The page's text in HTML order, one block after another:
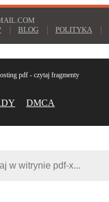
BLOG POLITYKA
pdf - czytaj fragmenty
DMCA